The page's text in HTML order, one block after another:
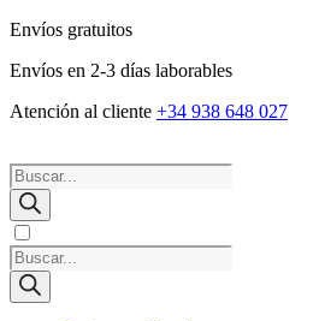
Envíos gratuitos
Envíos en 2-3 días laborables
Atención al cliente +34 938 648 027
Búsqueda
de
productos
Búsqueda
de
productos